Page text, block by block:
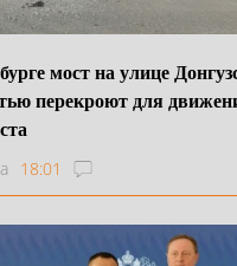
мост на улице
перекроют для
18:01